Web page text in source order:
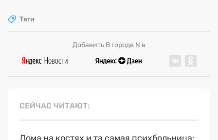
Теги
Добавить В городе N в
СЕЙЧАС ЧИТАЮТ